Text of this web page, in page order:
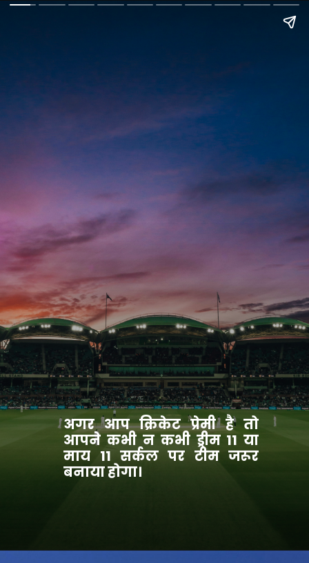
अगर आप क्रिकेट प्रेमी है तो
आपने कभी न कभी ड्रीम 11 या
माय 11 सर्कल पर टीम जरूर
बनाया होगा।